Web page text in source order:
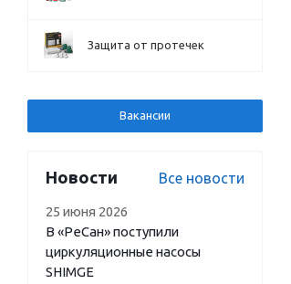
Защита от протечек
Вакансии
Новости Все новости
25 июня 2026
В «РеСан» поступили
циркуляционные насосы
SHIMGE